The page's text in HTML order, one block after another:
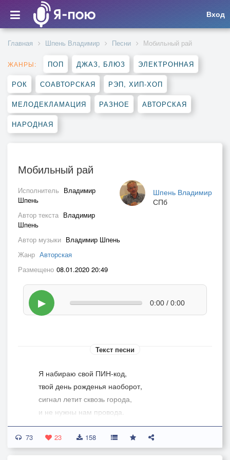
Вход
Главная Шпень Владимир Песни Мобильный рай
ЖАНРЫ: ПОП ДЖАЗ, БЛЮЗ ЭЛЕКТРОННАЯ
РОК СОАВТОРСКАЯ РЭП, ХИП-ХОП
МЕЛОДЕКЛАМАЦИЯ РАЗНОЕ АВТОРСКАЯ
НАРОДНАЯ
Мобильный рай
Шпень Владимир
СПб
Исполнитель Владимир
Шпень
Автор текста Владимир
Шпень
Автор музыки Владимир Шпень
Жанр Авторская
Размещено 08.01.2020 20:49
▶ 0:00 / 0:00
Текст песни
Я набираю свой ПИН-код,
твой день рожденья наоборот,
сигнал летит сквозь города,
и не нужны нам провода.
Гудок — семь цифр, семь нот.
Мотив тебя найдет.
Звучит мобильный мир
73 23 158